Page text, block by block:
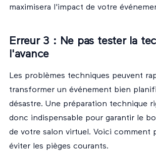
maximisera l'impact de votre
Erreur 3 : Ne pas tester la
l'avance
Les problèmes techniques peuvent
transformer un événement bien
désastre. Une préparation technique
donc indispensable pour garantir le
de votre salon virtuel. Voici comment
éviter les pièges courants.